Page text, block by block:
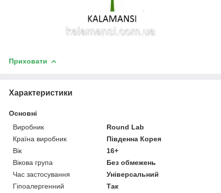
Приховати
Характеристики
Основні
Виробник
Round Lab
Країна виробник
Південна Корея
Вік
16+
Вікова група
Без обмежень
Час застосування
Універсальний
Гіпоалергенний
Так